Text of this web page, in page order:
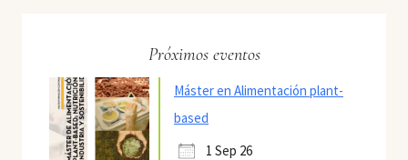
Próximos eventos
Máster en Alimentación plant-
based
1 Sep 26